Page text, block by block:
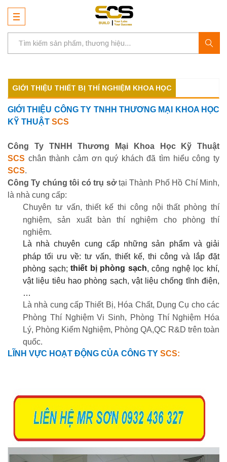
GIỚI THIỆU THIẾT BỊ THÍ NGHIỆM KHOA HỌC
GIỚI THIỆU CÔNG TY TNHH THƯƠNG MẠI KHOA HỌC
KỸ THUẬT SCS
Công Ty TNHH Thương Mại Khoa Học Kỹ Thuật
SCS chân thành cảm ơn quý khách đã tìm hiểu công ty
SCS.
Công Ty chúng tôi có trụ sởtại Thành Phố Hồ Chí Minh,
là nhà cung cấp:
Chuyên tư vấn, thiết kế thi công nội thất phòng thí
nghiệm, sản xuất bàn thí nghiệm cho phòng thí
nghiệm.
Là nhà chuyên cung cấp những sản phẩm và giải
pháp tối ưu về: tư vấn, thiết kế, thi công và lắp đặt
phòng sạch;thiết bị phòng sạch , công nghệ lọc khí,
vật liệu tiêu hao phòng sạch, vật liệu chống tĩnh điện,
Là nhà cung cấp Thiết Bị, Hóa Chất, Dụng Cụ cho các
Phòng Thí Nghiệm Vi Sinh, Phòng Thí Nghiệm Hóa
Lý, Phòng Kiểm Nghiệm, Phòng QA,QC R&D trên toàn
quốc.
LĨNH VỰC HOẠT ĐỘNG CỦA CÔNG TY SCS: